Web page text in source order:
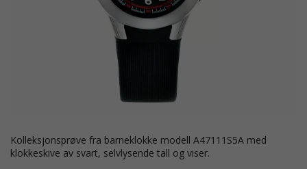
kolleksjonsprøve fra barneklokke modell A47111S5A med
klokkeskive av svart, selvlysende tall og viser.